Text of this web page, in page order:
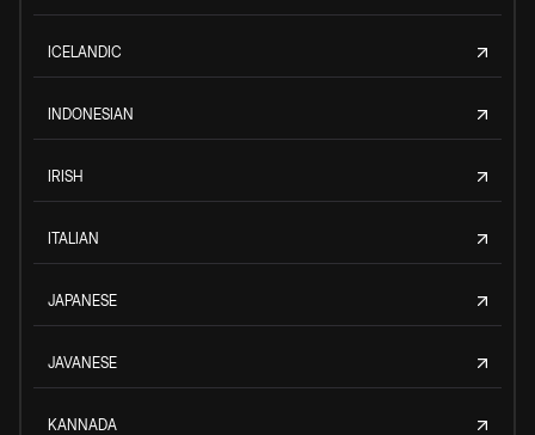
ICELANDIC
INDONESIAN
IRISH
ITALIAN
JAPANESE
JAVANESE
KANNADA